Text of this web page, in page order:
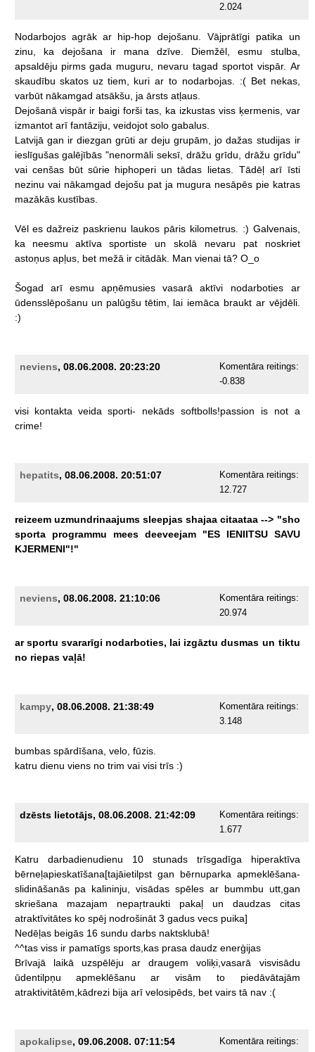
2.024
Nodarbojos agrāk ar hip-hop dejošanu. Vājprātīgi patika
un
zinu,
ka dejošana ir mana dzīve. Diemžēl, esmu
stulba,
apsaldēju pirms gada muguru, nevaru tagad sportot vispār. Ar
skaudību skatos uz tiem, kuri ar to nodarbojas. :( Bet nekas,
varbūt nākamgad atsākšu, ja ārsts atļaus.
Dejošanā vispār ir baigi forši tas, ka izkustas viss ķermenis, var
izmantot arī fantāziju, veidojot solo gabalus.
Latvijā gan ir diezgan grūti ar deju grupām, jo dažas studijas ir
ieslīgušas galējībās "nenormāli seksī, drāžu grīdu, drāžu grīdu"
vai cenšas būt sūrie hiphoperi un tādas lietas. Tādēļ arī īsti
nezinu vai nākamgad dejošu pat ja mugura nesāpēs pie katras
mazākās kustības.
Vēl es dažreiz paskrienu laukos pāris kilometrus. :) Galvenais,
ka
neesmu aktīva sportiste un skolā nevaru pat
noskriet
astoņus apļus, bet mežā ir citādāk. Man vienai tā? O_o
Šogad arī esmu apņēmusies vasarā aktīvi nodarboties
ar
ūdensslēpošanu un palūgšu tētim, lai iemāca braukt ar vējdēli.
:)
neviens, 08.06.2008. 20:23:20
Komentāra reitings:
-0.838
visi kontakta veida sporti- nekāds softbolls!passion is not a
crime!
hepatits, 08.06.2008. 20:51:07
Komentāra reitings:
12.727
reizeem uzmundrinaajums sleepjas shajaa citaataa --> "sho
sporta
programmu mees deeveejam "ES IENIITSU SAVU
KJERMENI"!"
neviens, 08.06.2008. 21:10:06
Komentāra reitings:
20.974
ar sportu svararīgi nodarboties, lai izgāztu dusmas un tiktu
no riepas vaļā!
kampy, 08.06.2008. 21:38:49
Komentāra reitings:
3.148
bumbas spārdīšana, velo, fūzis.
katru dienu viens no trim vai visi trīs :)
dzēsts lietotājs, 08.06.2008. 21:42:09
Komentāra reitings:
1.677
Katru darbadienudienu 10 stunads trīsgadīga
hiperaktīva
bērneļapieskatīšana[tajāietilpst gan bērnuparka apmeklēšana-
slidināšanās pa kalininju, visādas spēles ar bummbu utt,gan
skriešana
mazajam nepaŗtraukti pakaļ un daudzas
citas
atraktīvitātes ko spēj nodrošināt 3 gadus vecs puika]
Nedēļas beigās 16 sundu darbs naktsklubā!
^^tas viss ir pamatīgs sports,kas prasa daudz enerģijas
Brīvajā
laikā uzspēlēju ar draugem voliķi,vasarā
visvisādu
ūdentilpņu
apmeklēšanu ar visām to
piedāvātajām
atraktivitātēm,kādrezi bija arī velosipēds, bet vairs tā nav :(
apokalipse, 09.06.2008. 07:11:54
Komentāra reitings: